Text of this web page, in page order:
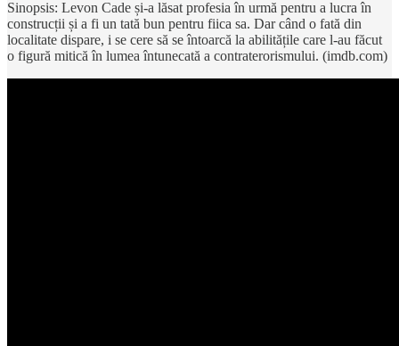
Sinopsis: Levon Cade și-a lăsat profesia în urmă pentru a lucra în
construcții și a fi un tată bun pentru fiica sa. Dar când o fată din
localitate dispare, i se cere să se întoarcă la abilitățile care l-au făcut
o figură mitică în lumea întunecată a contraterorismului. (imdb.com)